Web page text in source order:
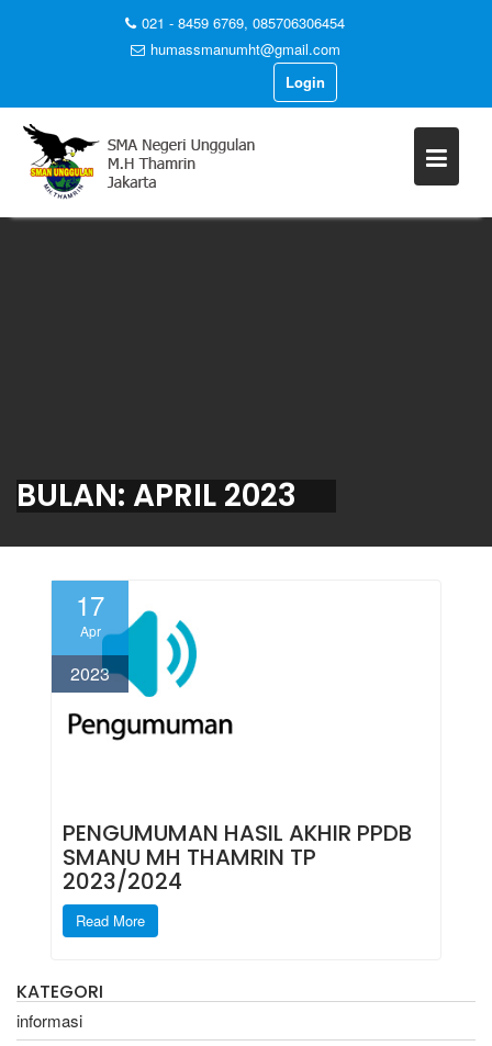
021 - 8459 6769, 085706306454
humassmanumht@gmail.com
Login
BULAN: APRIL 2023
17
Apr
2023
PENGUMUMAN HASIL AKHIR PPDB
SMANU MH THAMRIN TP
2023/2024
Read More
KATEGORI
informasi